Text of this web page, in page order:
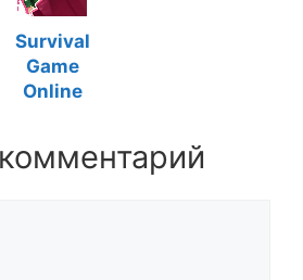
Survival
Game
Online